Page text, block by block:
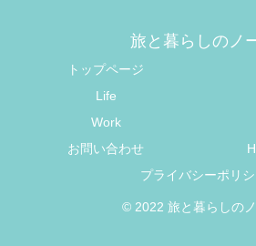
旅と暮らしのノ
トップページ
Life
Work
お問い合わせ
プライバシーポリ
© 2022 旅と暮らしの